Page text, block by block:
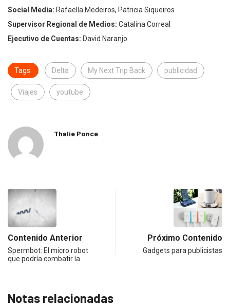
Social Media: Rafaella Medeiros, Patricia Siqueiros
Supervisor Regional de Medios: Catalina Correal
Ejecutivo de Cuentas: David Naranjo
Tags: Delta My Next Trip Back publicidad
Viajes youtube
Thalie Ponce
Contenido Anterior
Spermbot: El micro robot
que podría combatir la…
Próximo Contenido
Gadgets para publicistas
Notas relacionadas